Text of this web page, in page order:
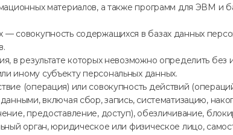
материалов, а также программ для ЭВМ и
совокупность содержащихся в базах данных
в результате которых невозможно определить
иному субъекту персональных данных.
(операция) или совокупность действий
включая сбор, запись, систематизацию,
предоставление, доступ), обезличивание,
орган, юридическое или физическое лицо,